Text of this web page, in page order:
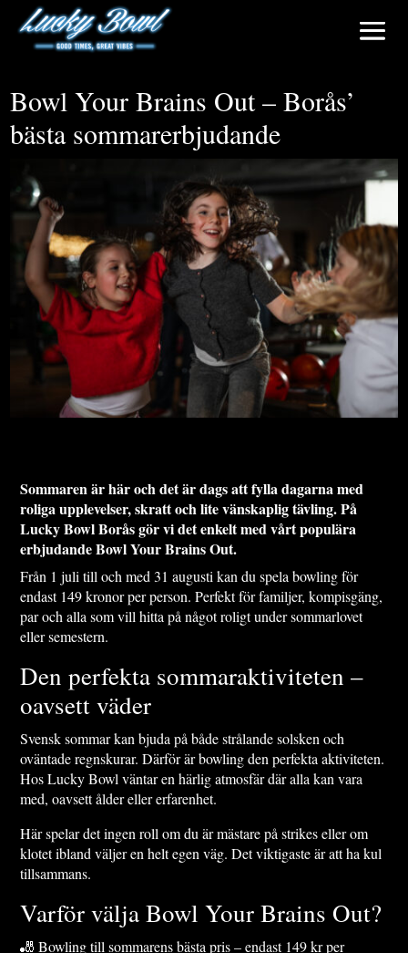
Bowl Your Brains Out – Borås’
bästa sommarerbjudande
Sommaren är här och det är dags att fylla dagarna med
roliga upplevelser, skratt och lite vänskaplig tävling. På
Lucky Bowl Borås gör vi det enkelt med vårt populära
erbjudande Bowl Your Brains Out.
Från 1 juli till och med 31 augusti kan du spela bowling för
endast 149 kronor per person. Perfekt för familjer, kompisgäng,
par och alla som vill hitta på något roligt under sommarlovet
eller semestern.
Den perfekta sommaraktiviteten –
oavsett väder
Svensk sommar kan bjuda på både strålande solsken och
oväntade regnskurar. Därför är bowling den perfekta aktiviteten.
Hos Lucky Bowl väntar en härlig atmosfär där alla kan vara
med, oavsett ålder eller erfarenhet.
Här spelar det ingen roll om du är mästare på strikes eller om
klotet ibland väljer en helt egen väg. Det viktigaste är att ha kul
tillsammans.
Varför välja Bowl Your Brains Out?
🎳 Bowling till sommarens bästa pris – endast 149 kr per